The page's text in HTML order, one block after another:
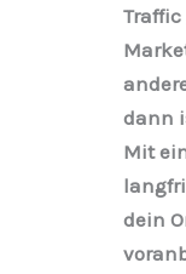
dann
Mit
dein